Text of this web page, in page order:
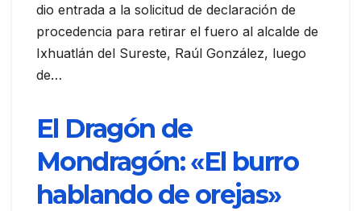
dio entrada a la solicitud de declaración de
procedencia para retirar el fuero al alcalde de
Ixhuatlán del Sureste, Raúl González, luego
de…
El Dragón de
Mondragón: «El burro
hablando de orejas»